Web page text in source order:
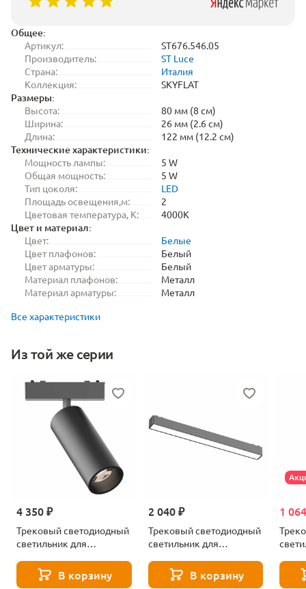
Общее:
Артикул:
ST676.546.05
Производитель:
ST Luce
Страна:
Италия
Коллекция:
SKYFLAT
Размеры:
Высота:
80 мм (8 см)
Ширина:
26 мм (2.6 см)
Длина:
122 мм (12.2 см)
Технические характеристики:
Мощность лампы:
5 W
Общая мощность:
5 W
Тип цоколя:
LED
Площадь освещения,м:
2
Цветовая температура, K:
4000K
Цвет и материал:
Цвет:
Белые
Цвет плафонов:
Белый
Цвет арматуры:
Белый
Материал плафонов:
Металл
Материал арматуры:
Металл
Все характеристики
Из той же серии
4 350 ₽
Трековый светодиодный
светильник для
шинопровода ST Luce
SKYFLAT ST677.436.18
В корзину
2 040 ₽
Трековый светодиодный
светильник для
шинопровода ST Luce
SKYFLAT ST674.436.15
В корзину
1